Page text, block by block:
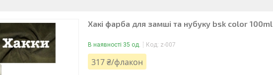
Хакі фарба для замші та нубуку bsk color 100ml
В наявності 35 од. Код: z-007
317 ₴/флакон